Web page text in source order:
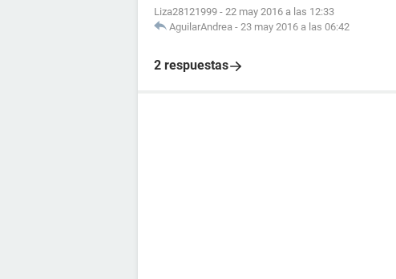
Liza28121999 - 22 may 2016 a las 12:33
AguilarAndrea - 23 may 2016 a las 06:42
2 respuestas